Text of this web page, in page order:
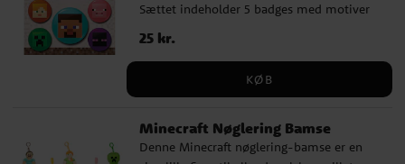
Sættet indeholder 5 badges med motiver
af populære figurer som Steve, Alex,
Creeper, Enderman og grisen, perfekte til
Fire af badgesene er ca. 2,5 cm i diameter,
fastgøres nemt med en sikkerhedsnål på
bagsiden. ✔️ Indeholder 5 badges med
Pris:25 kr.
25 kr.
KØB
Minecraft Nøglering Bamse
Denne Minecraft nøglering-bamse er en